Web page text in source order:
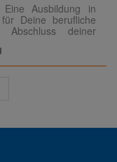
Ausbildung in
Deine berufliche
Abschluss deiner
uns und baue die
Zukunft in der